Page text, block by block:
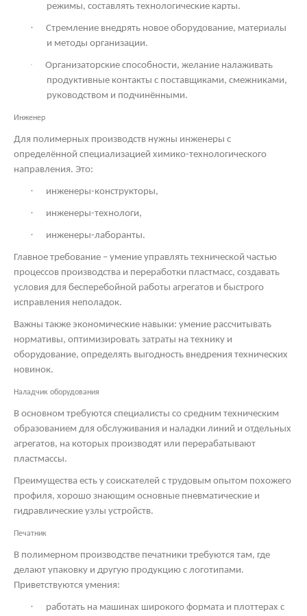
режимы, составлять технологические карты.
·
Стремление внедрять новое оборудование, материалы
и методы организации.
·
Организаторские способности, желание налаживать
продуктивные контакты с поставщиками, смежниками,
руководством и подчинёнными.
Инженер
Для полимерных производств нужны инженеры с
определённой специализацией химико-технологического
направления. Это:
· инженеры-конструкторы,
· инженеры-технологи,
· инженеры-лаборанты.
Главное требование – умение управлять технической частью
процессов производства и переработки пластмасс, создавать
условия для бесперебойной работы агрегатов и быстрого
исправления неполадок.
Важны также экономические навыки: умение рассчитывать
нормативы, оптимизировать затраты на технику и
оборудование, определять выгодность внедрения технических
новинок.
Наладчик оборудования
В основном требуются специалисты со средним техническим
образованием для обслуживания и наладки линий и отдельных
агрегатов, на которых производят или перерабатывают
пластмассы.
Преимущества есть у соискателей с трудовым опытом похожего
профиля, хорошо знающим основные пневматические и
гидравлические узлы устройств.
Печатник
В полимерном производстве печатники требуются там, где
делают упаковку и другую продукцию с логотипами.
Приветствуются умения:
·
работать на машинах широкого формата и плоттерах с